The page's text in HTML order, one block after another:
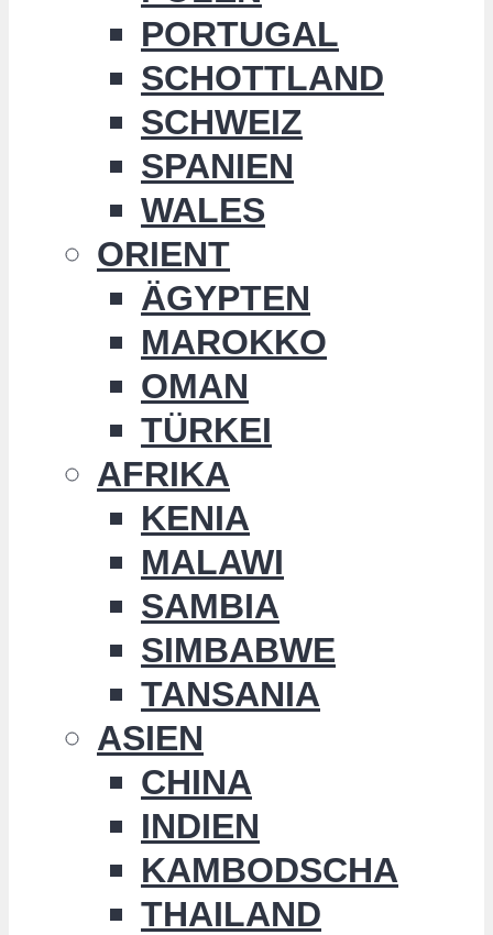
PORTUGAL
SCHOTTLAND
SCHWEIZ
SPANIEN
WALES
ORIENT
ÄGYPTEN
MAROKKO
OMAN
TÜRKEI
AFRIKA
KENIA
MALAWI
SAMBIA
SIMBABWE
TANSANIA
ASIEN
CHINA
INDIEN
KAMBODSCHA
THAILAND